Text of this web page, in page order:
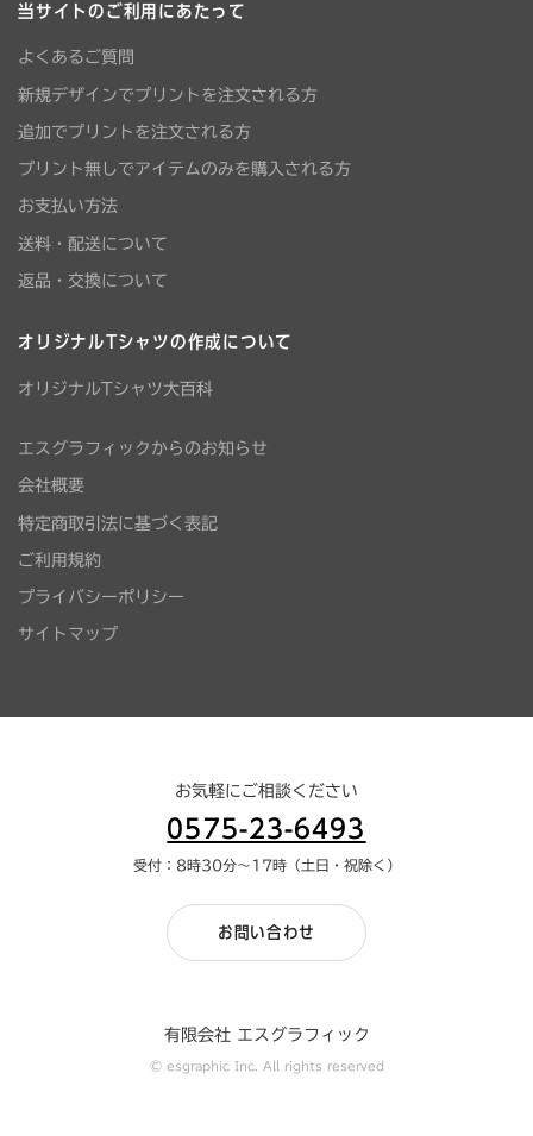
当サイトのご利用にあたって
よくあるご質問
新規デザインでプリントを注文される方
追加でプリントを注文される方
プリント無しでアイテムのみを購入される方
お支払い方法
送料・配送について
返品・交換について
オリジナルTシャツの作成について
オリジナルTシャツ大百科
エスグラフィックからのお知らせ
会社概要
特定商取引法に基づく表記
ご利用規約
プライバシーポリシー
サイトマップ
お気軽にご相談ください
0575-23-6493
受付：8時30分～17時（土日・祝除く）
お問い合わせ
有限会社 エスグラフィック
© esgraphic Inc. All rights reserved